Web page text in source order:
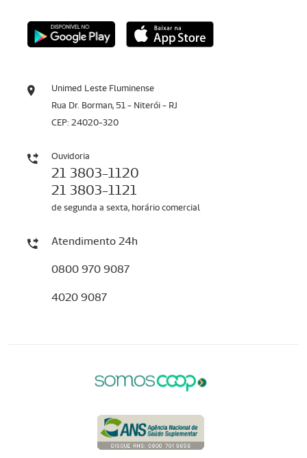
Unimed Leste Fluminense
Rua Dr. Borman, 51 - Niterói - RJ
CEP: 24020-320
Ouvidoria
21 3803-1120
21 3803-1121
de segunda a sexta, horário comercial
Atendimento 24h
0800 970 9087
4020 9087